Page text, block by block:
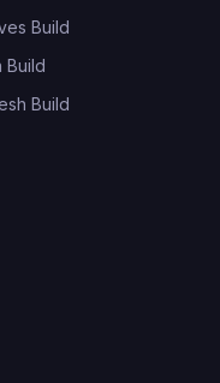
Build
Build
Build